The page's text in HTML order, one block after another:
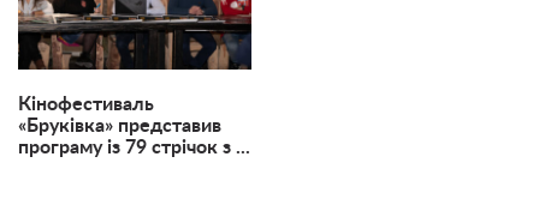
Кінофестиваль
«Бруківка» представив
програму із 79 стрічок з ...